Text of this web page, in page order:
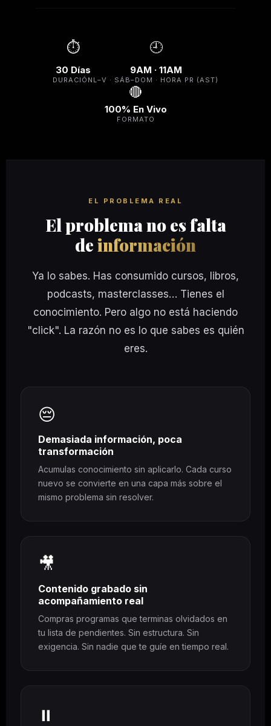
⏱️
30 Días
DURACIÓN
🕘
9AM · 11AM
L–V · SÁB–DOM · HORA PR (AST)
🔴
100% En Vivo
FORMATO
EL PROBLEMA REAL
El problema no es falta
deinformación
Ya lo sabes. Has consumido cursos, libros,
podcasts, masterclasses… Tienes el
conocimiento. Pero algo no está haciendo
"click". La razón no es lo que sabes es quién
eres.
😔
Demasiada información, poca
transformación
Acumulas conocimiento sin aplicarlo. Cada curso
nuevo se convierte en una capa más sobre el
mismo problema sin resolver.
🎥
Contenido grabado sin
acompañamiento real
Compras programas que terminas olvidados en
tu lista de pendientes. Sin estructura. Sin
exigencia. Sin nadie que te guíe en tiempo real.
⏸️